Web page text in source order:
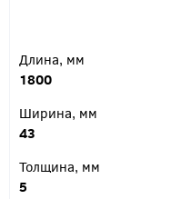
Длина, мм
1800
Ширина, мм
43
Толщина, мм
5